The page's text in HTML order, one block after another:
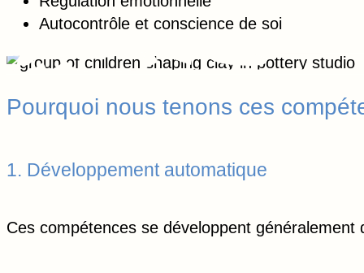
Autocontrôle et conscience de soi
Pourquoi nous tenons ces
1. Développement automatique
Ces compétences se développent